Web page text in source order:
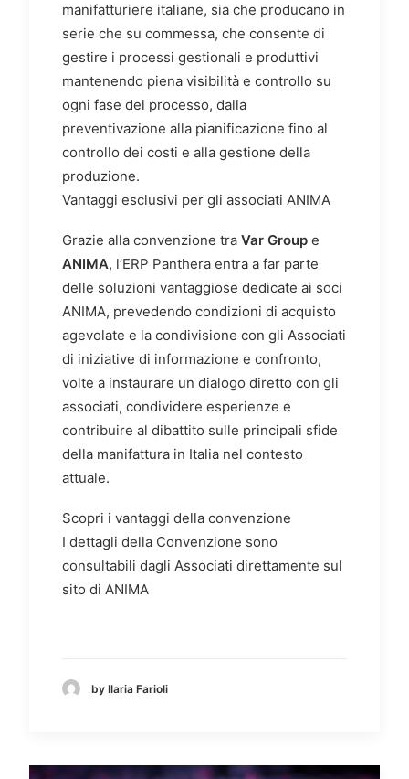
manifatturiere italiane, sia che producano in
serie che su commessa, che consente di
gestire i processi gestionali e produttivi
mantenendo piena visibilità e controllo su
ogni fase del processo, dalla
preventivazione alla pianificazione fino al
controllo dei costi e alla gestione della
produzione.
Vantaggi esclusivi per gli associati ANIMA
Grazie alla convenzione tra Var Group e
ANIMA, l’ERP Panthera entra a far parte
delle soluzioni vantaggiose dedicate ai soci
ANIMA, prevedendo condizioni di acquisto
agevolate e la condivisione con gli Associati
di iniziative di informazione e confronto,
volte a instaurare un dialogo diretto con gli
associati, condividere esperienze e
contribuire al dibattito sulle principali sfide
della manifattura in Italia nel contesto
attuale.
Scopri i vantaggi della convenzione
I dettagli della Convenzione sono
consultabili dagli Associati direttamente sul
sito di ANIMA
by Ilaria Farioli